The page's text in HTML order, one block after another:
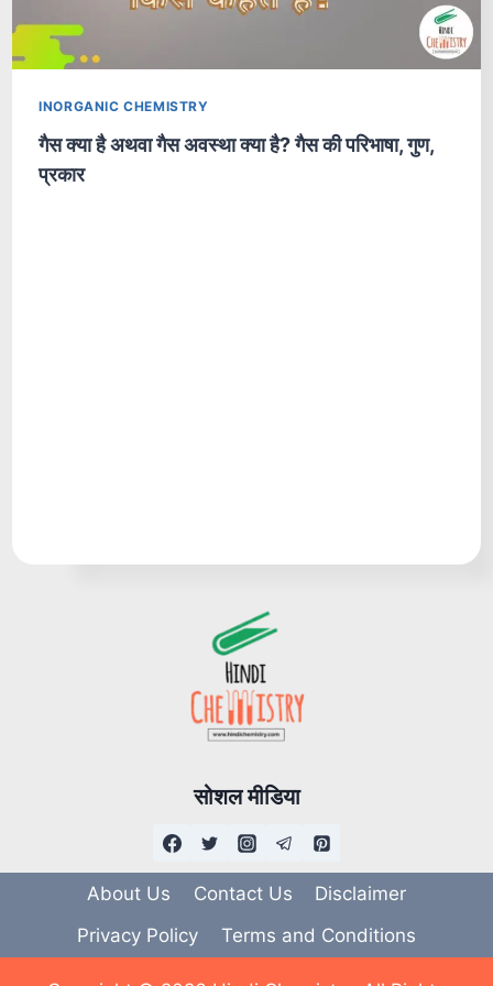
INORGANIC CHEMISTRY
गैस क्या है अथवा गैस अवस्था क्या है? गैस की परिभाषा, गुण,
प्रकार
सोशल मीडिया
About Us Contact Us
Disclaimer
Privacy Policy
Terms and Conditions